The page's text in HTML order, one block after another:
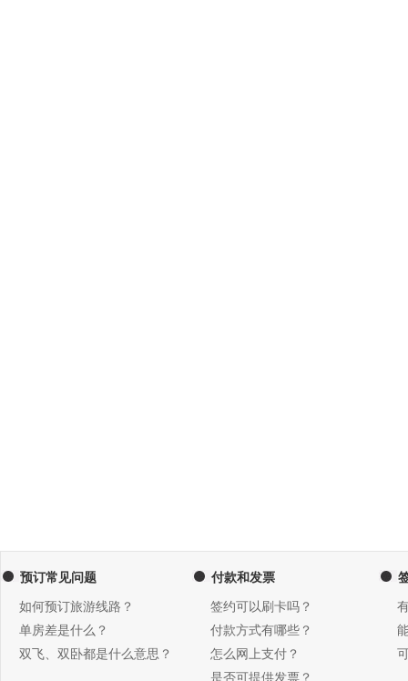
预订常见问题
如何预订旅游线路？
单房差是什么？
双飞、双卧都是什么意思？
付款和发票
签约可以刷卡吗？
付款方式有哪些？
怎么网上支付？
是否可提供发票？